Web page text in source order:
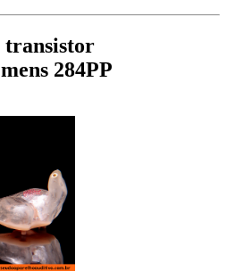
transistor
284PP